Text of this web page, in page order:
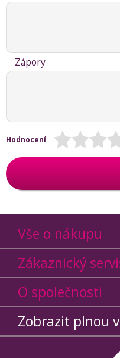
Zápory
Hodnocení
Vše o nákupu
Zákaznický
O společnosti
Zobrazit plnou